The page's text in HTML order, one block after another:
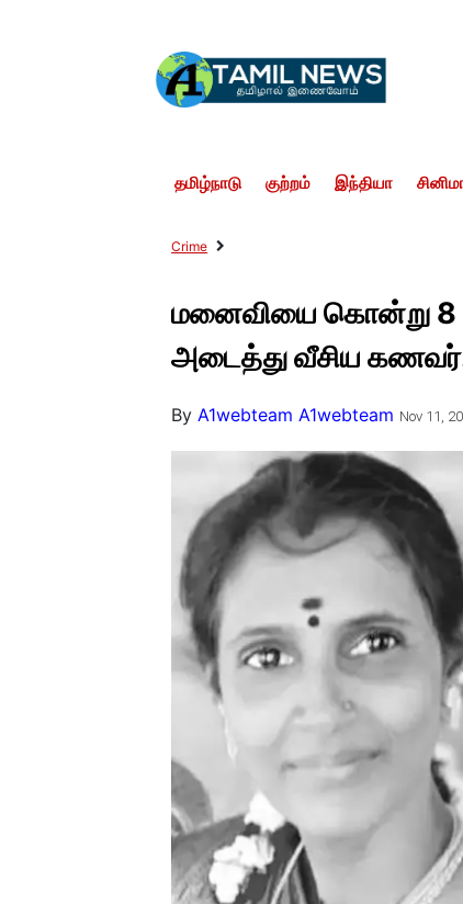
தமிழ்நாடு குற்றம் இந்தியா
Crime
மனைவியை கொன்று 8
அடைத்து வீசிய
ByA1webteam A1webteam Nov 11,